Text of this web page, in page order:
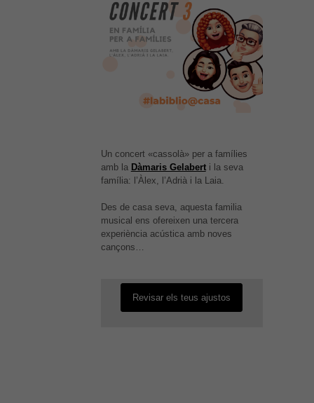
Un concert «cassolà» per a famílies
amb la Dàmaris Gelaberti la seva
família: l’Àlex, l’Adrià i la Laia.
Des de casa seva, aquesta familia
musical ens ofereixen una tercera
experiència acústica amb noves
cançons…
És possible que la vostra
configuració us impedeixi veure
aquest contingut. El més probable
és que tinguis l'experiència
Revisar els teus ajustos